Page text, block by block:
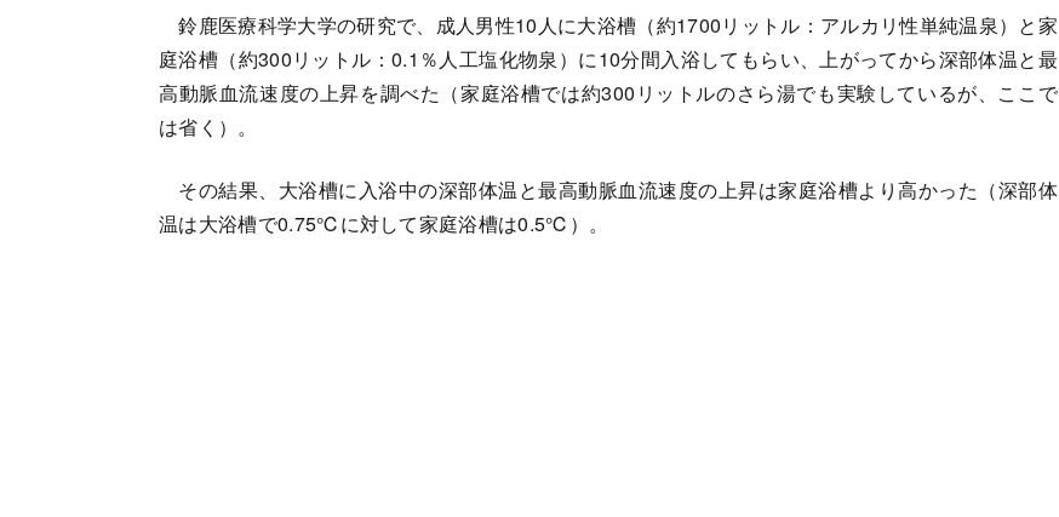
鈴鹿医療科学大学の研究で、成人男性10人に大浴槽（約1700リットル：アルカリ性単純温泉）と家
庭浴槽（約300リットル：0.1％人工塩化物泉）に10分間入浴してもらい、上がってから深部体温と最
高動脈血流速度の上昇を調べた（家庭浴槽では約300リットルのさら湯でも実験しているが、ここで
は省く）。
その結果、大浴槽に入浴中の深部体温と最高動脈血流速度の上昇は家庭浴槽より高かった（深部体
温は大浴槽で0.75℃に対して家庭浴槽は0.5℃）。